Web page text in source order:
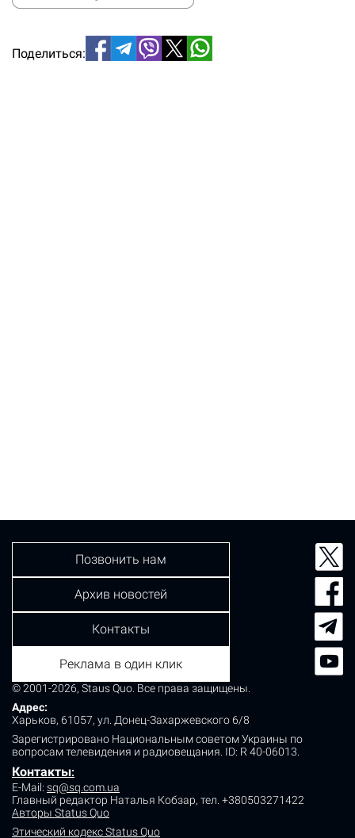
Поделиться:
© 2001-2026, Staus Quo. Все права защищены.
Адрес:
Харьков, 61057, ул. Донец-Захаржевского 6/8
Зарегистрировано Национальным советом Украины по
вопросам телевидения и радиовещания. ID: R 40-06013.
Контакты:
E-Mail: sq@sq.com.ua
Главный редактор Наталья Кобзар, тел. +380503271422
Авторы Status Quo
Этический кодекс Status Quo
Позвонить нам
Архив новостей
Контакты
Реклама в один клик